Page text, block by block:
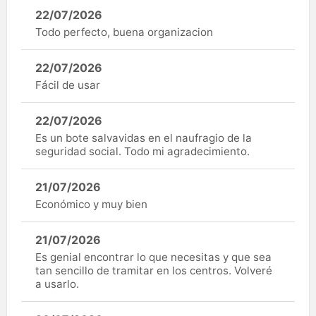
22/07/2026
Todo perfecto, buena organizacion
22/07/2026
Fácil de usar
22/07/2026
Es un bote salvavidas en el naufragio de la
seguridad social. Todo mi agradecimiento.
21/07/2026
Económico y muy bien
21/07/2026
Es genial encontrar lo que necesitas y que sea
tan sencillo de tramitar en los centros. Volveré
a usarlo.